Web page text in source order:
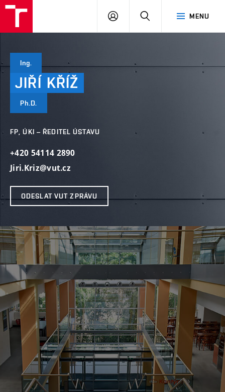
MENU
PŘIHLÁSIT
Ing.
JIŘÍ KŘÍŽ
Ph.D.
FP, ÚKI – ŘEDITEL ÚSTAVU
+420 54114 2890
Jiri.Kriz@vut.cz
ODESLAT VUT ZPRÁVU